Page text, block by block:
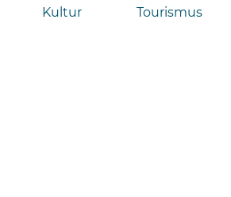
Kultur Tourismus